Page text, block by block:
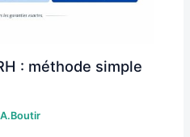
: méthode simple
A.Boutir